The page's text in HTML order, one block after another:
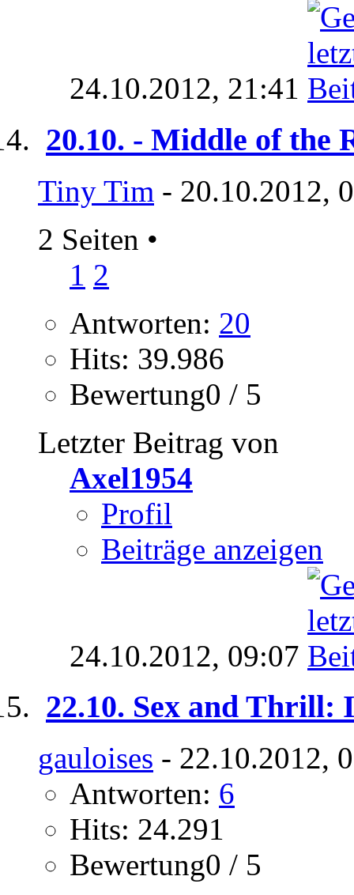
24.10.2012, 21:41
20.10. - Middle of the
Tiny Tim - 20.10.2012,
2 Seiten •
1 2
Antworten: 20
Hits: 39.986
Bewertung0 / 5
Letzter Beitrag von
Axel1954
Profil
Beiträge anzeigen
24.10.2012, 09:07
22.10. Sex and Thrill:
gauloises - 22.10.2012,
Antworten: 6
Hits: 24.291
Bewertung0 / 5